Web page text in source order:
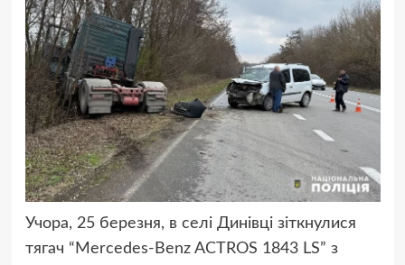
Учора, 25 березня, в селі Динівці зіткнулися
тягач “Mercedes-Benz ACTROS 1843 LS” з